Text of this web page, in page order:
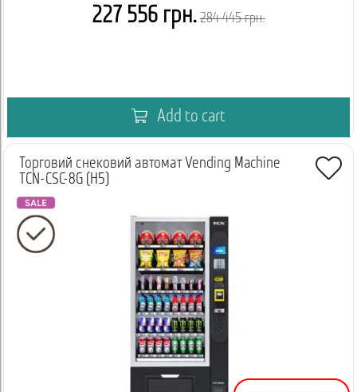
227 556 грн. 284 445 грн.
Add to cart
Торговий снековий автомат Vending Machine
TCN-CSC-8G (H5)